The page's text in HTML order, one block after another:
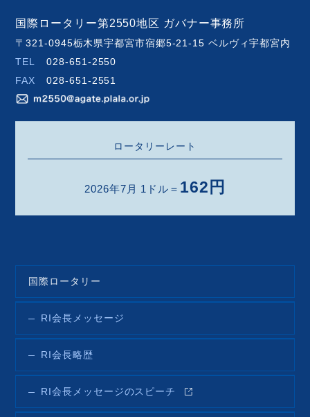
国際ロータリー第2550地区 ガバナー事務所
〒321-0945栃木県宇都宮市宿郷5-21-15 ベルヴィ宇都宮内
TEL
028-651-2550
FAX
028-651-2551
ロータリーレート
2026年7月 1ドル＝ 162円
国際ロータリー
RI会長メッセージ
RI会長略歴
RI会長メッセージのスピーチ